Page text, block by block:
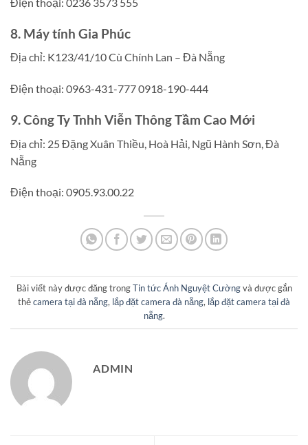
8. Máy tính Gia Phúc
Địa chỉ: K123/41/10 Cù Chính Lan – Đà Nẵng
Điện thoại: 0963-431-777 0918-190-444
9. Công Ty Tnhh Viễn Thông Tầm Cao Mới
Địa chỉ: 25 Đặng Xuân Thiều, Hoà Hải, Ngũ Hành Sơn, Đà
Nẵng
Điện thoại: 0905.93.00.22
Bài viết này được đăng trongTin tức Ánh Nguyệt Cườngvà được gắn
thẻcamera tại đà nẵng, lắp đặt camera đà nẵng, lắp đặt camera tại đà
nẵng.
ADMIN